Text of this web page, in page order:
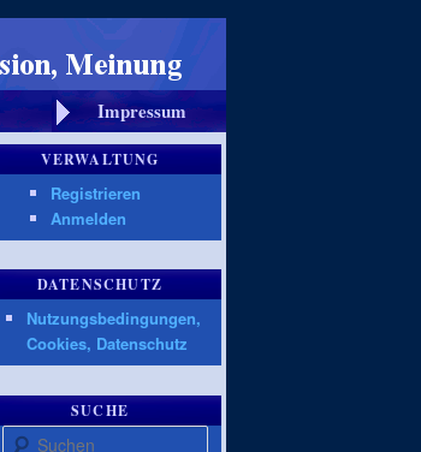
Impressum
VERWALTUNG
Registrieren
Anmelden
DATENSCHUTZ
Nutzungsbedingungen,
Cookies, Datenschutz
SUCHE
Suchen